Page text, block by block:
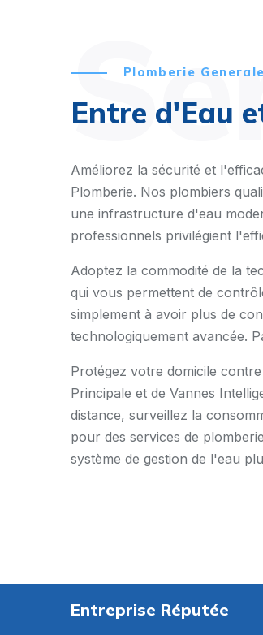
Plomberie Generale
Entre d'Eau
Améliorez la sécurité et
Plomberie. Nos plombiers
une infrastructure d'eau
professionnels privilégient
Adoptez la commodité de la
qui vous permettent de
simplement à avoir plus de
technologiquement avancée.
Protégez votre domicile
Principale et de Vannes
distance, surveillez la
pour des services de
système de gestion de l'eau
Entreprise Réputée